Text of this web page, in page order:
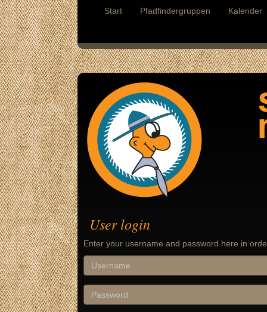
Start Pfadfindergruppen Kalender
User login
Enter your username and password here in